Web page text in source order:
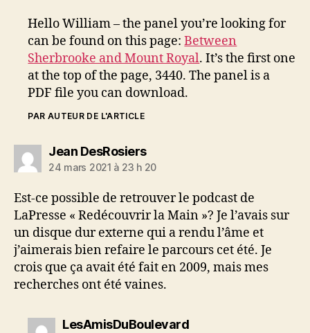
Hello William – the panel you’re looking for
can be found on this page:Between
Sherbrooke and Mount Royal. It’s the first one
at the top of the page, 3440. The panel is a
PDF file you can download.
PAR AUTEUR DE L'ARTICLE
Jean DesRosiersdit :
24 mars 2021 à 23 h 20
Est-ce possible de retrouver le podcast de
LaPresse « Redécouvrir la Main »? Je l’avais sur
un disque dur externe qui a rendu l’âme et
j’aimerais bien refaire le parcours cet été. Je
crois que ça avait été fait en 2009, mais mes
recherches ont été vaines.
LesAmisDuBoulevarddit :